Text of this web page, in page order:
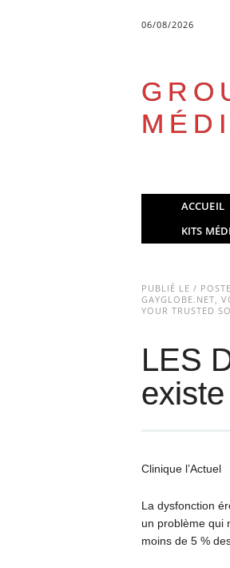
06/08/2026
Main
ACCUEIL
KITS
PUBLIÉ LE /
GAYGLOBE.NET,
YOUR TRUSTED
LES
Clinique l’Actuel
La dysfonction
un problème qui
moins de 5 %